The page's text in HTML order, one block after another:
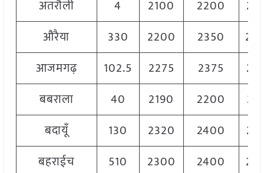
अतरौली
4 2100 2200
औरैया
330 2200 2350
आजमगढ़
102.5 2275 2375
बबराला
40 2190 2200
बदायूँ
130 2320 2400
बहराईच
510 2300 2400